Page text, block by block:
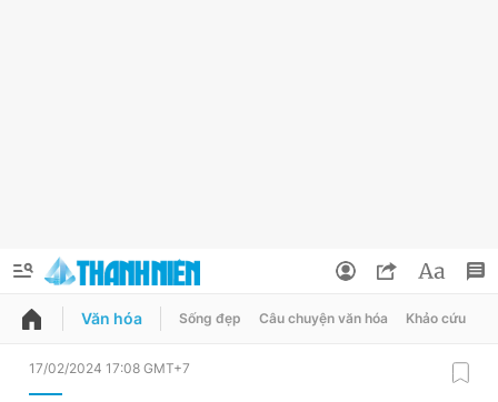
QUẢNG CÁO
Văn hóa Sống đẹp Câu chuyện văn hóa Khảo cứu
17/02/2024 17:08 GMT+7